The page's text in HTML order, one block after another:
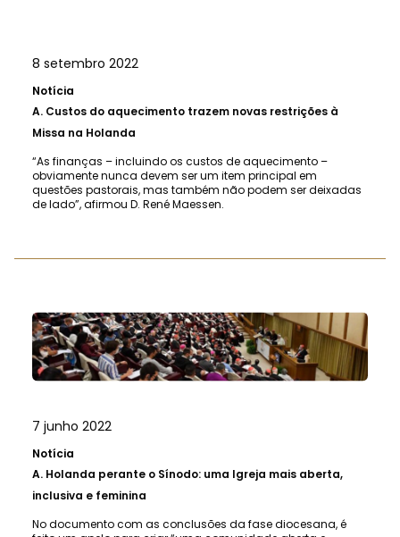
8 setembro 2022
Notícia
A. Custos do aquecimento trazem novas restrições à
Missa na Holanda
“As finanças – incluindo os custos de aquecimento –
obviamente nunca devem ser um item principal em
questões pastorais, mas também não podem ser deixadas
de lado”, afirmou D. René Maessen.
7 junho 2022
Notícia
A. Holanda perante o Sínodo: uma Igreja mais aberta,
inclusiva e feminina
No documento com as conclusões da fase diocesana, é